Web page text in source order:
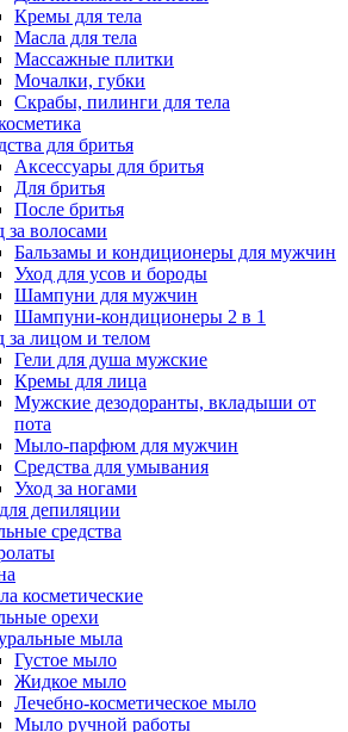
Кремы для тела
Масла для тела
Массажные плитки
Мочалки, губки
Скрабы, пилинги для тела
для бритья
Аксессуары для бритья
Для бритья
После бритья
за волосами
Бальзамы и кондиционеры для мужчин
Уход для усов и бороды
Шампуни для мужчин
Шампуни-кондиционеры 2 в 1
за лицом и телом
Гели для душа мужские
Кремы для лица
Мужские дезодоранты, вкладыши от
пота
Мыло-парфюм для мужчин
Средства для умывания
Уход за ногами
депиляции
средства
косметические
орехи
мыла
Густое мыло
Жидкое мыло
Лечебно-косметическое мыло
Мыло ручной работы